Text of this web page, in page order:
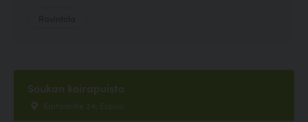
Soukan koirapuisto
Kaitaantie 24, Espoo